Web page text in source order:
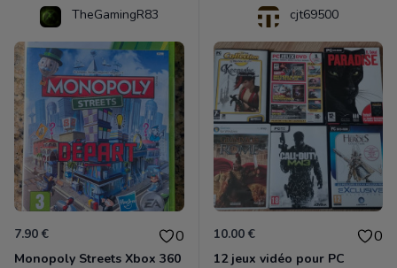
TheGamingR83
7.90 € 0
Monopoly Streets Xbox 360
cjt69500
10.00 € 0
12 jeux vidéo pour PC